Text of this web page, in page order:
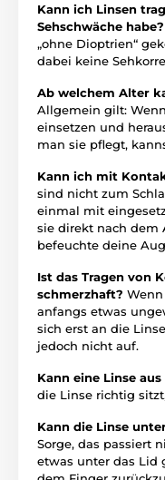
Kann ich Linsen
Sehschwäche habe?
„ohne Dioptrien“
dabei keine
Ab welchem Alter
Allgemein gilt:
einsetzen und
man sie pflegt,
Kann ich mit
sind nicht zum
einmal mit
sie direkt nach dem
befeuchte deine
Ist das Tragen von
schmerzhaft?
anfangs etwas
sich erst an die
jedoch nicht auf.
Kann eine Linse
die Linse richtig
Kann die Linse
Sorge, das passiert
etwas unter das Lid